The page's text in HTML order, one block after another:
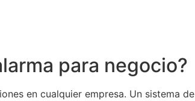
para negocio?
en cualquier empresa. Un sistema de